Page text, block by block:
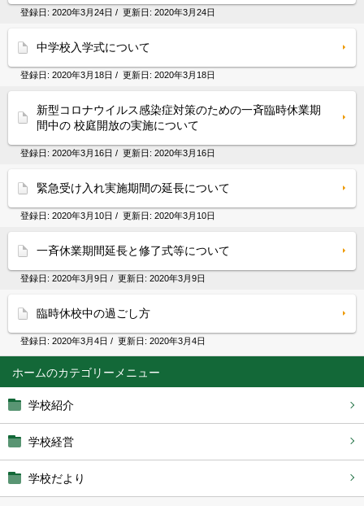
ホーム
学校紹介
学校経営
学校だより
登録日: 2020年3月24日 / 更新日: 2020年3月24日
中学校入学式について
登録日: 2020年3月18日 / 更新日: 2020年3月18日
新型コロナウイルス感染症対策のための一斉臨時休業期
間中の 校庭開放の実施について
登録日: 2020年3月16日 / 更新日: 2020年3月16日
緊急受け入れ実施期間の延長について
登録日: 2020年3月10日 / 更新日: 2020年3月10日
一斉休業期間延長と修了式等について
登録日: 2020年3月9日 / 更新日: 2020年3月9日
臨時休校中の過ごし方
登録日: 2020年3月4日 / 更新日: 2020年3月4日